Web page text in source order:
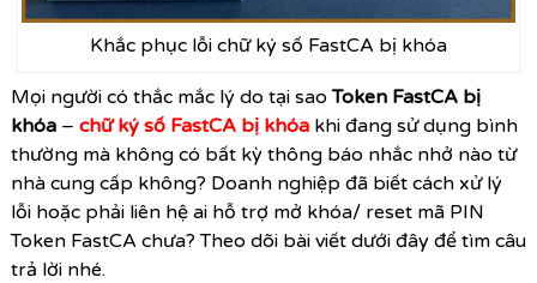
Khắc phục lỗi chữ ký số FastCA bị khóa
Mọi người có thắc mắc lý do tại saoToken FastCA bị
khóa– chữ ký số FastCA bị khóakhi đang sử dụng bình
thường mà không có bất kỳ thông báo nhắc nhở nào từ
nhà cung cấp không? Doanh nghiệp đã biết cách xử lý
lỗi hoặc phải liên hệ ai hỗ trợ mở khóa/ reset mã PIN
Token FastCA chưa? Theo dõi bài viết dưới đây để tìm câu
trả lời nhé.